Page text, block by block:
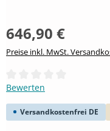
646,90 €
Preise inkl. MwSt.
Durchschnittliche
Bewerten
Versandkostenfrei DE